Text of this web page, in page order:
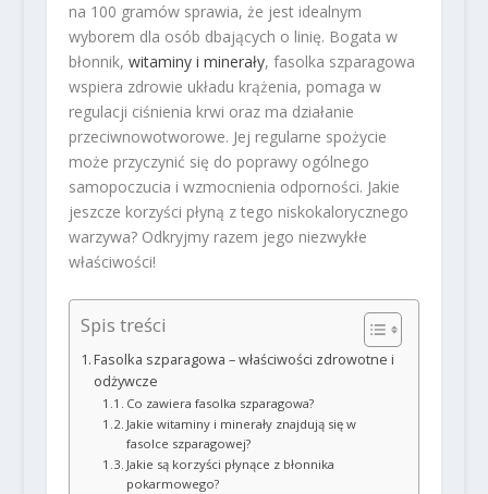
na 100 gramów sprawia, że jest idealnym
wyborem dla osób dbających o linię. Bogata w
błonnik, witaminy i minerały, fasolka szparagowa
wspiera zdrowie układu krążenia, pomaga w
regulacji ciśnienia krwi oraz ma działanie
przeciwnowotworowe. Jej regularne spożycie
może przyczynić się do poprawy ogólnego
samopoczucia i wzmocnienia odporności. Jakie
jeszcze korzyści płyną z tego niskokalorycznego
warzywa? Odkryjmy razem jego niezwykłe
właściwości!
Spis treści
Fasolka szparagowa – właściwości zdrowotne i
odżywcze
Co zawiera fasolka szparagowa?
Jakie witaminy i minerały znajdują się w
fasolce szparagowej?
Jakie są korzyści płynące z błonnika
pokarmowego?